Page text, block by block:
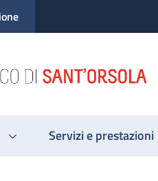
Servizi e prestazioni